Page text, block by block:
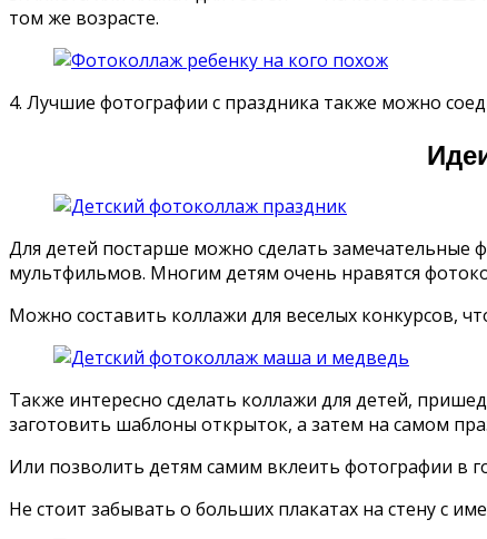
том же возрасте.
4. Лучшие фотографии с праздника также можно
Для детей постарше можно сделать
мультфильмов. Многим детям очень нравятся
Можно составить коллажи для веселых конкурсов,
Также интересно сделать коллажи для детей,
заготовить шаблоны открыток, а затем на самом
Или позволить детям самим вклеить фотографии в
Не стоит забывать о больших плакатах на стену с